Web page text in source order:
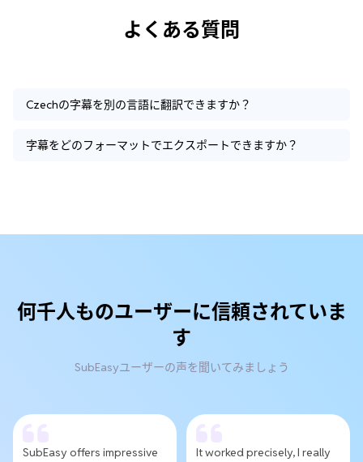
よくある質問
Czechの字幕を別の言語に翻訳できますか？
字幕をどのフォーマットでエクスポートできますか？
何千人ものユーザーに信頼されていま
す
SubEasyユーザーの声を聞いてみましょう
SubEasy offers impressive
It worked precisely, I really